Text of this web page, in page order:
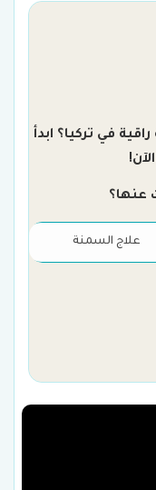
في تركيا؟ ابدأ
عنها؟
علاج السمنة